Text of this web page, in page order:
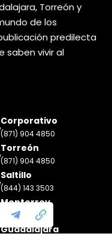
Torreón y
de los
predilecta
saben vivir al
Corporativo
(871) 904 4850
Torreón
(871) 904 4850
Saltillo
(844) 143 3503
Monterrey
(81) 2188 0412
Guadalajara